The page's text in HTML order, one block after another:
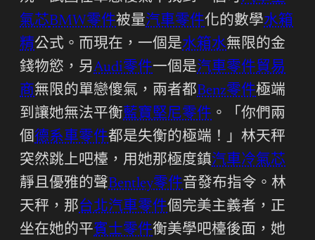
氣芯BMW零件被量汽車零件化的數學水箱
精公式。而現在，一個是水箱水無限的金
錢物慾，另Audi零件一個是汽車零件貿易
商無限的單戀傻氣，兩者都Benz零件極端
到讓她無法平衡藍寶堅尼零件 。「你們兩
個德系車零件都是失衡的極端！」林天秤
突然跳上吧檯，用她那極度鎮汽車冷氣芯
靜且優雅的聲Bentley零件音發布指令。林
天秤，那台北汽車零件個完美主義者，正
坐在她的平賓士零件衡美學吧檯後面，她